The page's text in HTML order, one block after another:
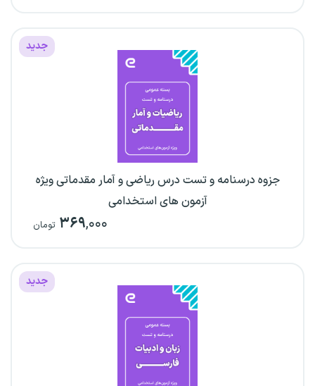
جدید
جزوه درسنامه و تست درس ریاضی و آمار مقدماتی ویژه
آزمون های استخدامی
۳۶۹,۰۰۰ تومان
جدید